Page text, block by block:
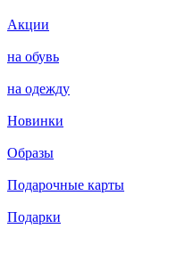
Акции
на обувь
на одежду
Новинки
Образы
Подарочные карты
Подарки